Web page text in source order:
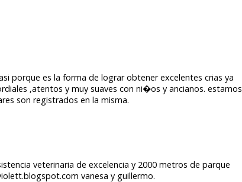
porque es la forma de lograr obtener excelentes crias ya
,atentos y muy suaves con ni�os y ancianos. estamos
son registrados en la misma.
veterinaria de excelencia y 2000 metros de parque
vanesa y guillermo.